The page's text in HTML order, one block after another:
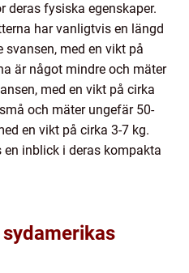
deras fysiska egenskaper.
har vanligtvis en längd
med en vikt på
är något mindre och mäter
med en vikt på cirka
och mäter ungefär 50-
en vikt på cirka 3-7 kg.
en inblick i deras kompakta